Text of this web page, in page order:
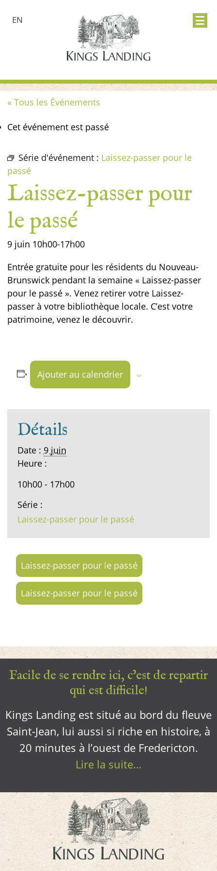
EN
« Tous les Événements
Cet événement est passé
Série d'événement : Laissez-passer pour le
passé
Laissez-passer pour
le passé
9 juin 10h00-17h00
Entrée gratuite pour les résidents du Nouveau-
Brunswick pendant la semaine « Laissez-passer
pour le passé ». Venez retirer votre Laissez-
passer à votre bibliothèque locale. C’est votre
patrimoine, venez le découvrir.
Ajouter au calendrier
Détails
Date : 9 juin
Heure :
10h00 - 17h00
Série :
Laissez-passer pour le passé
Laissez-passer pour le passé
Laissez-passer pour le passé
Facile de se rendre ici, c’est de repartir
qui est difficile!
Kings Landing est situé au bord du fleuve
Saint-Jean, lui aussi si riche en histoire, à
20 minutes à l’ouest de Fredericton.
Lire la suite…